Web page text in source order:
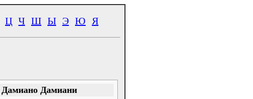
Ц Ч Ш Ы Э Ю Я
Дамиано Дамиани